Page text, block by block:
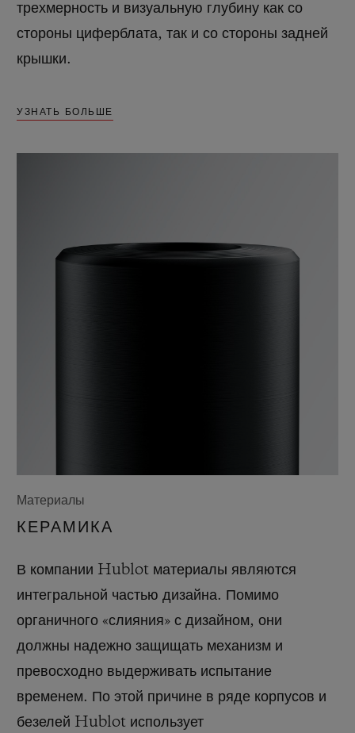
трехмерность и визуальную глубину как со
стороны циферблата, так и со стороны задней
крышки.
УЗНАТЬ БОЛЬШЕ
Материалы
КЕРАМИКА
В компании Hublot материалы являются
интегральной частью дизайна. Помимо
органичного «слияния» с дизайном, они
должны надежно защищать механизм и
превосходно выдерживать испытание
временем. По этой причине в ряде корпусов и
безелей Hublot использует